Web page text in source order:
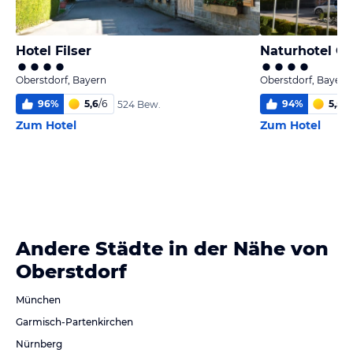
Hotel Filser
Oberstdorf, Bayern
96% 5,6/6 524 Bew.
Zum Hotel
Naturhotel
Oberstdorf, Bayern
94% 5,5
Zum Hotel
Andere Städte in der Nähe von
Oberstdorf
München
Garmisch-Partenkirchen
Nürnberg